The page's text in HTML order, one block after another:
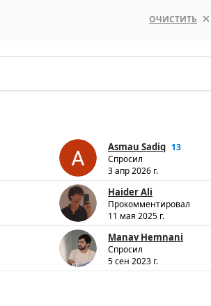
ОЧИСТИТЬ
Asmau Sadiq 13
Спросил
3 апр 2026 г.
Haider Ali
Прокомментировал
11 мая 2025 г.
Manav Hemnani
Спросил
5 сен 2023 г.